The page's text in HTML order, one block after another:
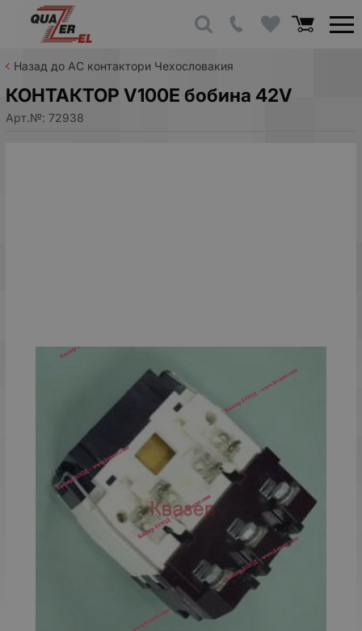
Назад до AC контактори Чехословакия
КОНТАКТОР V100E бобина 42V
Арт.№: 72938